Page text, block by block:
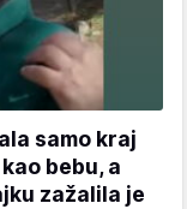
samo kraj
bebu, a
zažalila je